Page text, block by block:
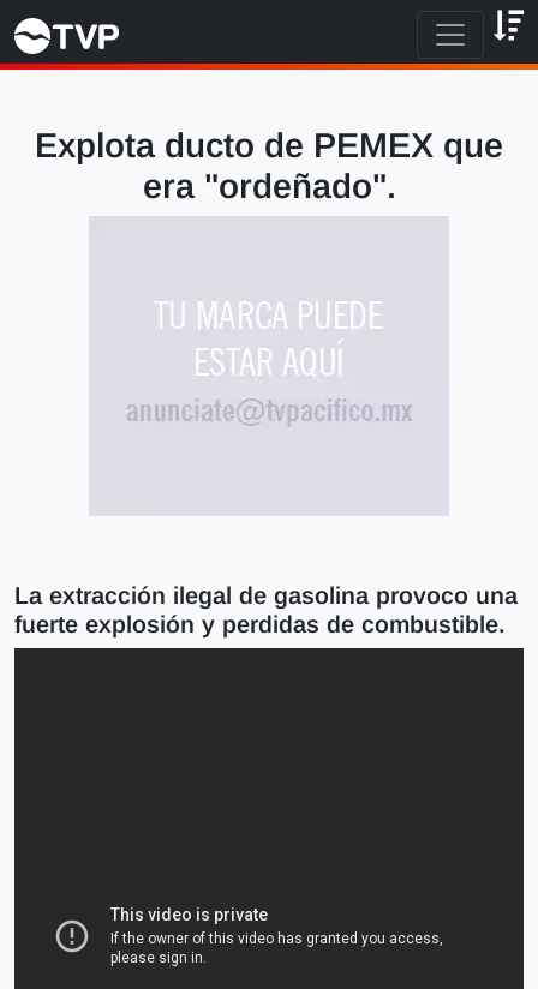
Explota ducto de PEMEX que
era "ordeñado".
La extracción ilegal de gasolina provoco una
fuerte explosión y perdidas de combustible.